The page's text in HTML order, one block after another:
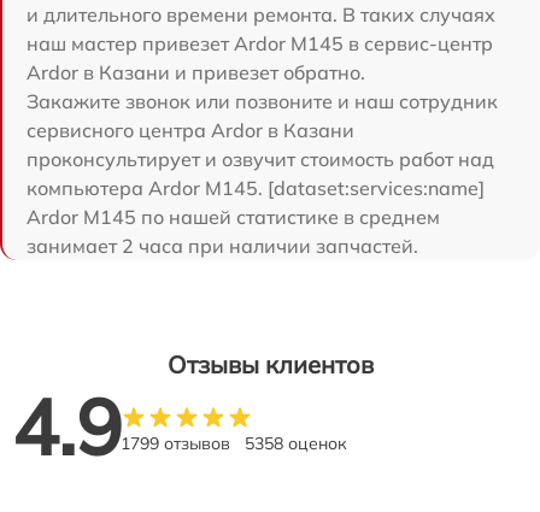
и длительного времени ремонта. В таких случаях
наш мастер привезет Ardor M145 в сервис-центр
Ardor в Казани и привезет обратно.
Закажите звонок или позвоните и наш сотрудник
сервисного центра Ardor в Казани
проконсультирует и озвучит стоимость работ над
компьютера Ardor M145. [dataset:services:name]
Ardor M145 по нашей статистике в среднем
занимает 2 часа при наличии запчастей.
Отзывы клиентов
4.91799 отзывов 5358 оценок